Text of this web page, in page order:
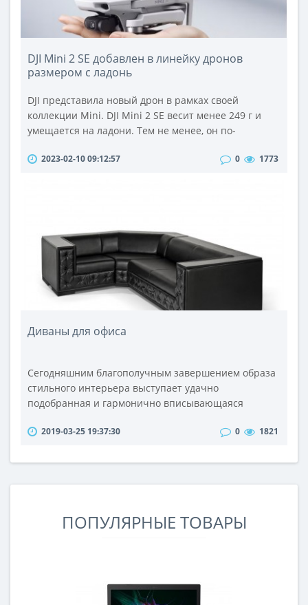
DJI Mini 2 SE добавлен в линейку дронов
размером с ладонь
DJI представила новый дрон в рамках своей
коллекции Mini. DJI Mini 2 SE весит менее 249 г и
умещается на ладони. Тем не менее, он по-
фотографии и HD-видео.DJI утверждает, что он легок
2023-02-10 09:12:57 0 1773
Диваны для офиса
Сегодняшним благополучным завершением образа
стильного интерьера выступает удачно
подобранная и гармонично вписывающаяся
место офисного сотрудника, просто зона офисного
организаций, кафе, клубов и других серьёзных и
2019-03-25 19:37:30 0 1821
ПОПУЛЯРНЫЕ ТОВАРЫ